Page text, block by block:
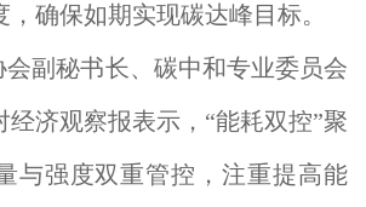
确保如期实现碳达峰目标。
会副秘书长、碳中和专业委员会
经济观察报表示，“能耗双控”聚
与强度双重管控，注重提高能